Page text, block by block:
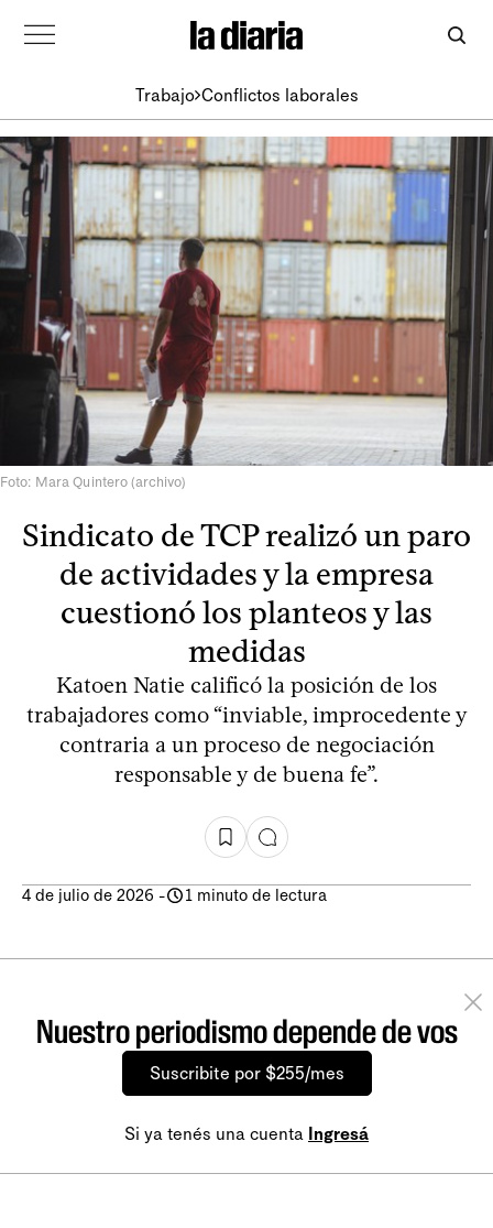
Trabajo Conflictos laborales
Foto: Mara Quintero (archivo)
Sindicato de TCP realizó un paro
de actividades y la empresa
cuestionó los planteos y las
medidas
Katoen Natie calificó la posición de los
trabajadores como “inviable, improcedente y
contraria a un proceso de negociación
responsable y de buena fe”.
4 de julio de 2026 - 1 minuto de lectura
Nuestro periodismo depende de vos
Suscribite por $255/mes
Si ya tenés una cuenta Ingresá